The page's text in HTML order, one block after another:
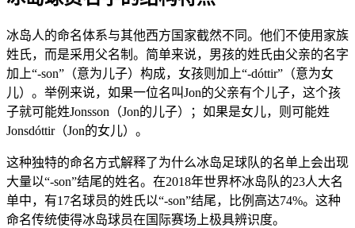
冰岛人的命名体系与其他西方国家截然不同。他们不使用家族
姓氏，而是采用父名制。简单来说，男孩的姓氏由父亲的名字
加上“-son”（意为儿子）构成，女孩则加上“-dóttir”（意为女
儿）。举例来说，如果一位名叫Jon的父亲有个儿子，这个孩
子就可能姓Jonsson（Jon的儿子）；如果是女儿，则可能姓
Jonsdóttir（Jon的女儿）。
这种独特的命名方式解释了为什么冰岛足球队的名单上会出现
大量以“-son”结尾的姓名。在2018年世界杯冰岛队的23人大名
单中，有17名球员的姓氏以“-son”结尾，比例高达74%。这种
命名传统使得冰岛球员在国际赛场上极具辨识度。